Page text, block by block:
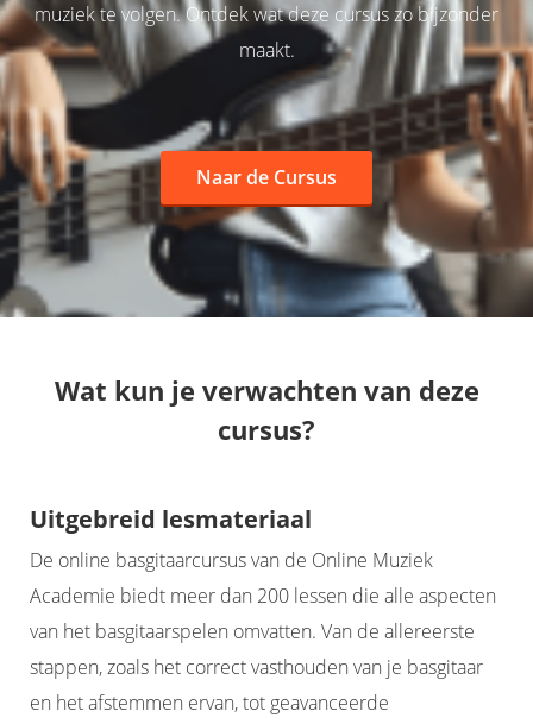
muziek te volgen. Ontdek wat deze cursus zo bijzonder
maakt.
Naar de Cursus
Wat kun je verwachten van deze
cursus?
Uitgebreid lesmateriaal
De online basgitaarcursus van de Online Muziek
Academie biedt meer dan 200 lessen die alle aspecten
van het basgitaarspelen omvatten. Van de allereerste
stappen, zoals het correct vasthouden van je basgitaar
en het afstemmen ervan, tot geavanceerde